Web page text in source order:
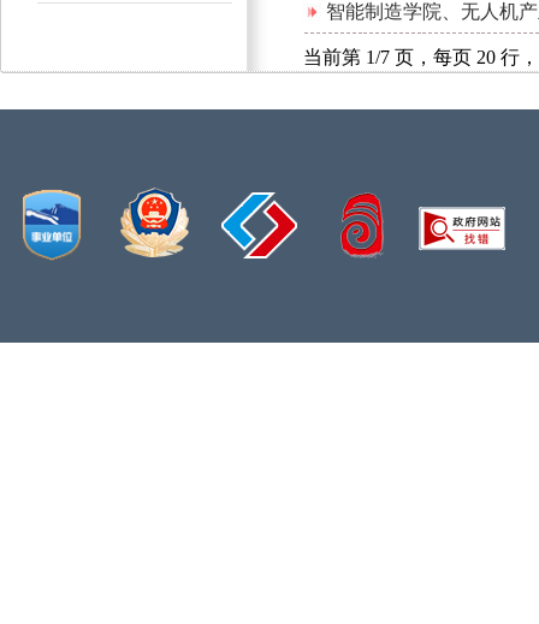
智能制造学院、无人机
当前第 1/7 页，每页 20 行